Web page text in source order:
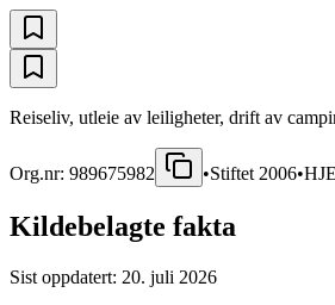
Reiseliv, utleie av leiligheter, drift av
Org.nr: 989675982 •Stiftet 2006•
Kildebelagte fakta
Sist oppdatert: 20. juli 2026